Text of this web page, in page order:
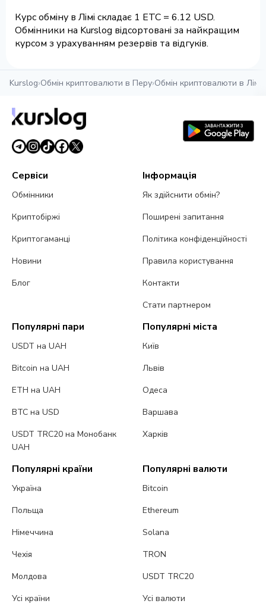
Курс обміну в Лімі складає 1 ETC = 6.12 USD.
Обмінники на Kurslog відсортовані за найкращим
курсом з урахуванням резервів та відгуків.
Kurslog›Обмін криптовалюти в Перу›Обмін криптовалюти в Лімі
Сервіси
Обмінники
Криптобіржі
Криптогаманці
Новини
Блог
Інформація
Як здійснити обмін?
Поширені запитання
Політика конфіденційності
Правила користування
Контакти
Стати партнером
Популярні пари
USDT на UAH
Bitcoin на UAH
ETH на UAH
BTC на USD
USDT TRC20 на Монобанк
UAH
Популярні міста
Київ
Львів
Одеса
Варшава
Харків
Популярні країни
Україна
Польща
Німеччина
Чехія
Молдова
Усі країни
Популярні валюти
Bitcoin
Ethereum
Solana
TRON
USDT TRC20
Усі валюти